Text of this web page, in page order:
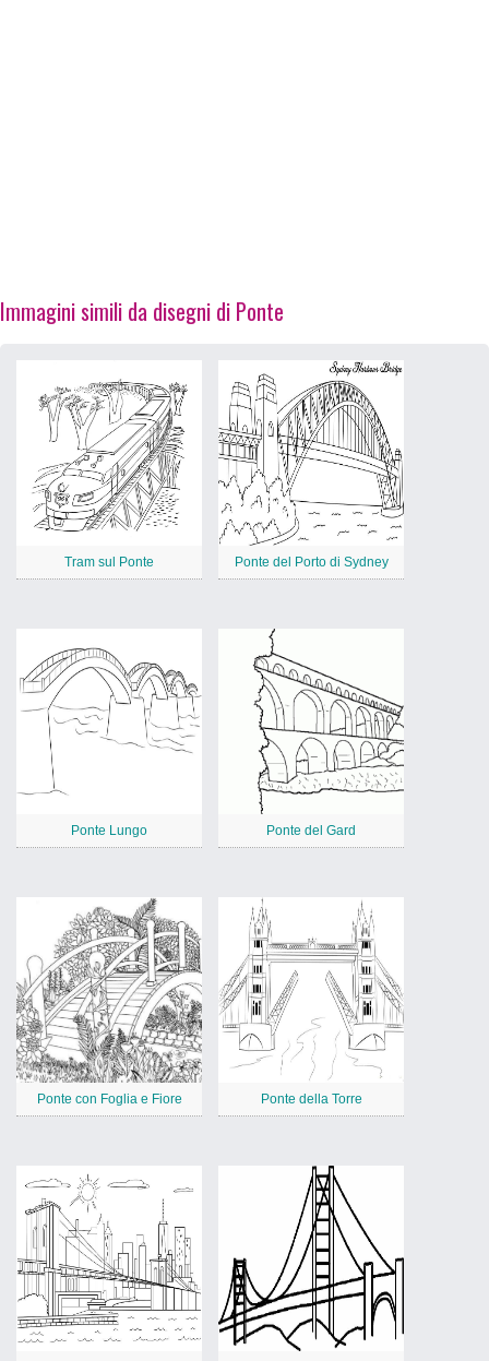
Immagini simili da disegni di Ponte
Tram sul Ponte Ponte del Porto di Sydney
Ponte Lungo Ponte del Gard
Ponte con Foglia e Fiore Ponte della Torre